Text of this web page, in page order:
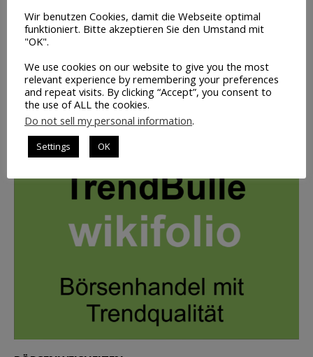
Volumen-
INFO
UNSER PORTFOLIO: BILD ANKLICKEN
Wir benutzen Cookies, damit die Webseite optimal
funktioniert. Bitte akzeptieren Sie den Umstand mit
"OK".
We use cookies on our website to give you the most
relevant experience by remembering your preferences
and repeat visits. By clicking “Accept”, you consent to
the use of ALL the cookies.
Do not sell my personal information.
Settings OK